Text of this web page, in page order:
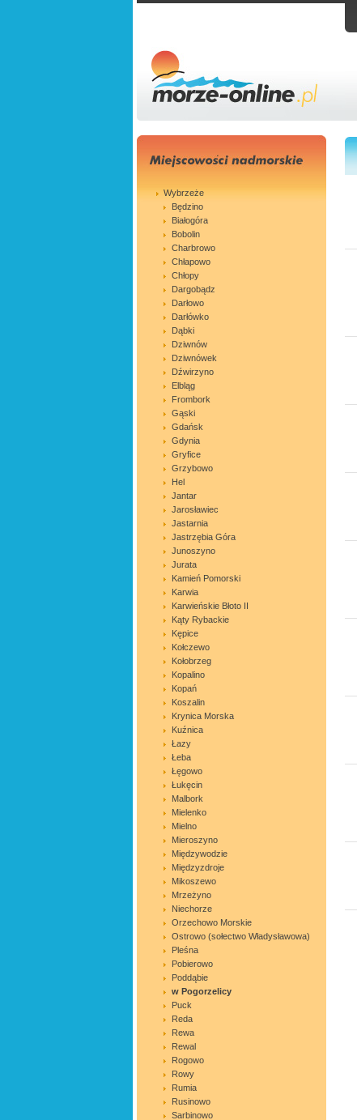
Wybrzeże
Będzino
Białogóra
Bobolin
Charbrowo
Chłapowo
Chłopy
Dargobądz
Darłowo
Darłówko
Dąbki
Dziwnów
Dziwnówek
Dźwirzyno
Elbląg
Frombork
Gąski
Gdańsk
Gdynia
Gryfice
Grzybowo
Hel
Jantar
Jarosławiec
Jastarnia
Jastrzębia Góra
Junoszyno
Jurata
Kamień Pomorski
Karwia
Karwieńskie Błoto II
Kąty Rybackie
Kępice
Kołczewo
Kołobrzeg
Kopalino
Kopań
Koszalin
Krynica Morska
Kuźnica
Łazy
Łeba
Łęgowo
Łukęcin
Malbork
Mielenko
Mielno
Mieroszyno
Międzywodzie
Międzyzdroje
Mikoszewo
Mrzeżyno
Niechorze
Orzechowo Morskie
Ostrowo (sołectwo Władysławowa)
Pleśna
Pobierowo
Poddąbie
w Pogorzelicy
Puck
Reda
Rewa
Rewal
Rogowo
Rowy
Rumia
Rusinowo
Sarbinowo